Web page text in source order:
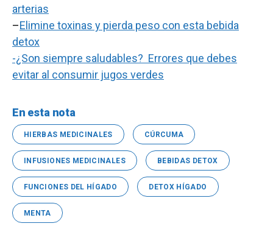
arterias
–Elimine toxinas y pierda peso con esta bebida
detox
-¿Son siempre saludables? Errores que debes
evitar al consumir jugos verdes
En esta nota
HIERBAS MEDICINALES CÚRCUMA
INFUSIONES MEDICINALES BEBIDAS DETOX
FUNCIONES DEL HÍGADO DETOX HÍGADO
MENTA